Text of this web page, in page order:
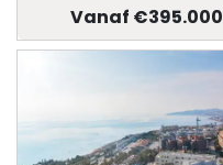
Vanaf €395.000